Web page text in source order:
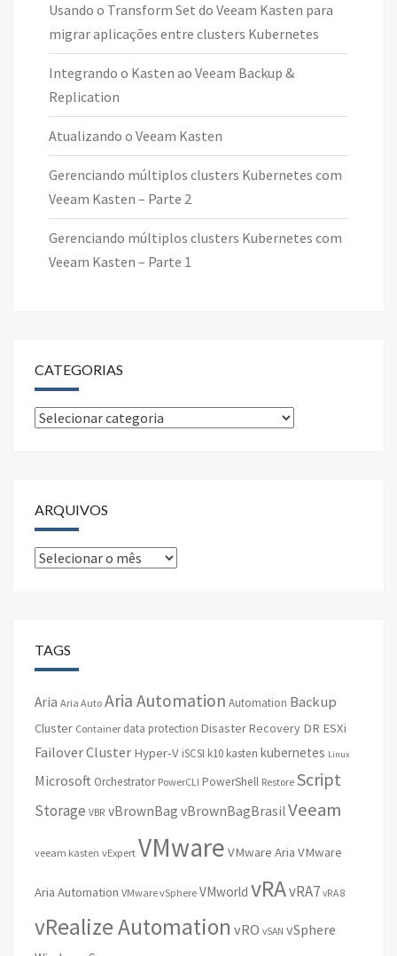
Usando o Transform Set do Veeam Kasten para
migrar aplicações entre clusters Kubernetes
Integrando o Kasten ao Veeam Backup &
Replication
Atualizando o Veeam Kasten
Gerenciando múltiplos clusters Kubernetes com
Veeam Kasten – Parte 2
Gerenciando múltiplos clusters Kubernetes com
Veeam Kasten – Parte 1
CATEGORIAS
Categorias
ARQUIVOS
Arquivos
TAGS
Aria Aria Auto Aria Automation Automation Backup
Cluster Container data protection Disaster Recovery DR ESXi
Failover Cluster Hyper-V iSCSI k10 kasten kubernetes Linux
Microsoft Orchestrator PowerCLI PowerShell Restore Script
Storage VBR vBrownBag vBrownBagBrasilVeeam
veeam kasten vExpert VMware VMware Aria VMware
Aria Automation VMware vSphere VMworld vRAvRA7 vRA 8
vRealize Automation vRO vSAN vSphere